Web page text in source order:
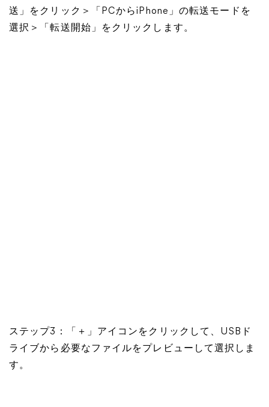
送」をクリック＞「PCからiPhone」の転送モードを
選択＞「転送開始」をクリックします。
ステップ3：「＋」アイコンをクリックして、USBド
ライブから必要なファイルをプレビューして選択しま
す。